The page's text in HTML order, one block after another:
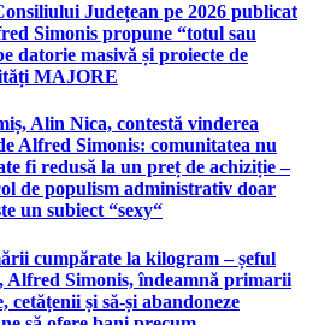
Județean pe 2026 publicat
Simonis propune “totul sau
datorie masivă și proiecte de
MAJORE
Alin Nica, contestă vinderea
Alfred Simonis: comunitatea nu
fi redusă la un preț de achiziție –
de populism administrativ doar
un subiect “sexy“
cumpărate la kilogram – șeful
Alfred Simonis, îndeamnă primarii
cetățenii și să-și abandoneze